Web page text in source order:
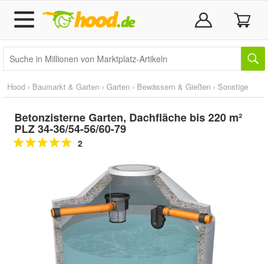
Hood › Baumarkt & Garten › Garten › Bewässern & Gießen › Sonstige
Betonzisterne Garten, Dachfläche bis 220 m²
PLZ 34-36/54-56/60-79
2